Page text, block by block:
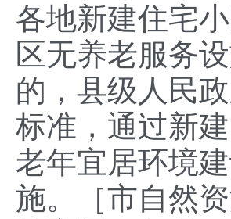
各地新建住宅
区无养老服务
的，县级人民
标准，通过新
老年宜居环境
施。［市自然